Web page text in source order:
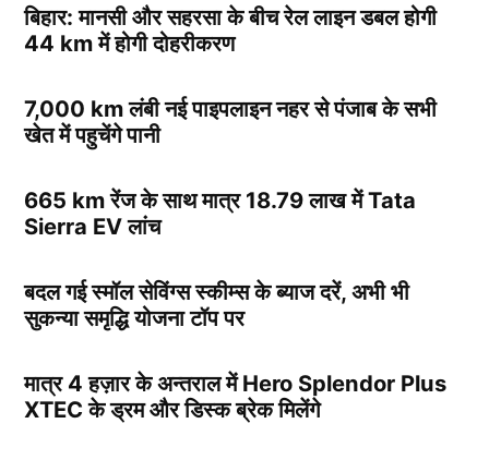
बिहार: मानसी और सहरसा के बीच रेल लाइन डबल होगी
44 km में होगी दोहरीकरण
7,000 km लंबी नई पाइपलाइन नहर से पंजाब के सभी
खेत में पहुचेंगे पानी
665 km रेंज के साथ मात्र 18.79 लाख में Tata
Sierra EV लांच
बदल गई स्मॉल सेविंग्स स्कीम्स के ब्याज दरें, अभी भी
सुकन्या समृद्धि योजना टॉप पर
मात्र 4 हज़ार के अन्तराल में Hero Splendor Plus
XTEC के ड्रम और डिस्क ब्रेक मिलेंगे